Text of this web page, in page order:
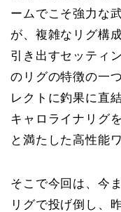
ームでこそ強力な
が、複雑なリグ構
引き出すセッティ
のリグの特徴の一
レクトに釣果に直
キャロライナリグ
と満たした高性能
そこで今回は、今
リグで投げ倒し、